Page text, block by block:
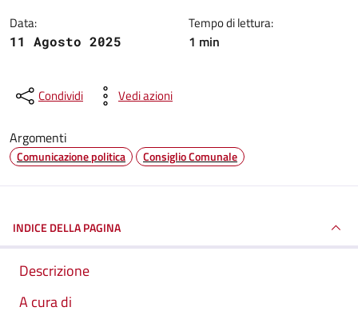
Data:
11 Agosto 2025
Tempo di lettura:
1 min
Condividi Vedi azioni
Argomenti
Comunicazione politica Consiglio Comunale
INDICE DELLA PAGINA
Descrizione
A cura di